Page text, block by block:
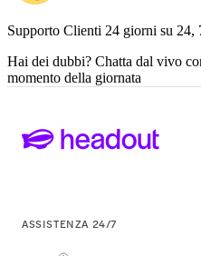
Supporto Clienti 24 giorni su 24,
Hai dei dubbi? Chatta dal vivo
momento della giornata
ASSISTENZA 24/7